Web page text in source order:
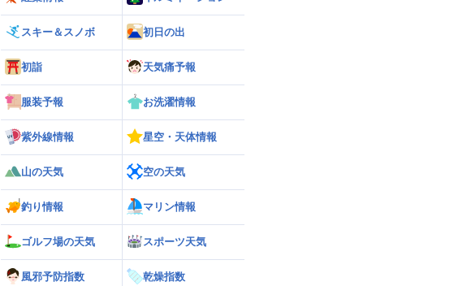
スキー＆スノボ 初日の出
初詣 天気痛予報
服装予報 お洗濯情報
紫外線情報 星空・天体情報
山の天気 空の天気
釣り情報 マリン情報
ゴルフ場の天気 スポーツ天気
風邪予防指数 乾燥指数